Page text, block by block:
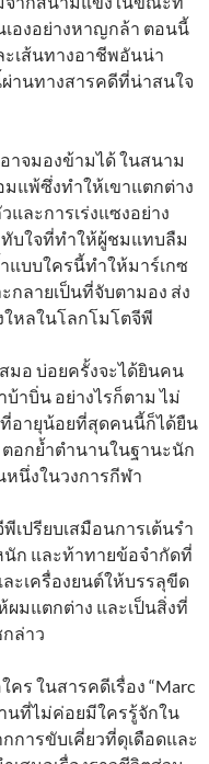
องอย่างหาญกล้า ตอนนี้
เส้นทางอาชีพอันน่า
านทางสารคดีที่น่าสนใจ
าจมองข้ามได้ ในสนาม
แพ้ซึ่งทำให้เขาแตกต่าง
ละการเร่งแซงอย่าง
ทับใจที่ทำให้ผู้ชมแทบลืม
แบบใครนี้ทำให้มาร์เกซ
ลายเป็นที่จับตามอง ส่ง
หลในโลกโมโตจีพี
มอ บ่อยครั้งจะได้ยินคน
าบิ่น อย่างไรก็ตาม ไม่
อายุน้อยที่สุดคนนี้ก็ได้ยืน
อกย้ำตำนานในฐานะนัก
นึ่งในวงการกีฬา
เปรียบเสมือนการเต้นรำ
ก และท้าทายข้อจำกัดที่
ละเครื่องยนต์ให้บรรลุขีด
มแตกต่าง และเป็นสิ่งที่
ล่าว
ร ในสารคดีเรื่อง “Marc
นที่ไม่ค่อยมีใครรู้จักใน
ารขับเคี่ยวที่ดุเดือดและ